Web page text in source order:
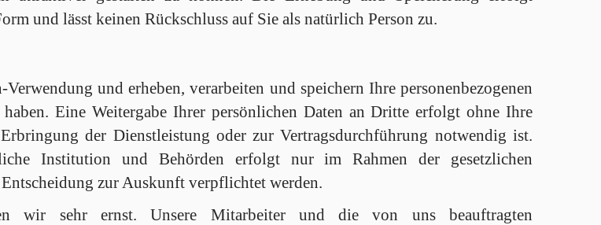
und lässt keinen Rückschluss auf Sie als natürlich Person zu.
und erheben, verarbeiten und speichern Ihre personenbezogenen
Eine Weitergabe Ihrer persönlichen Daten an Dritte erfolgt ohne Ihre
der Dienstleistung oder zur Vertragsdurchführung notwendig ist.
Institution und Behörden erfolgt nur im Rahmen der gesetzlichen
zur Auskunft verpflichtet werden.
wir sehr ernst. Unsere Mitarbeiter und die von uns beauftragten